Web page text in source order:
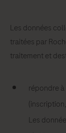
Les données
traitées par
traitement et
répondre
Les